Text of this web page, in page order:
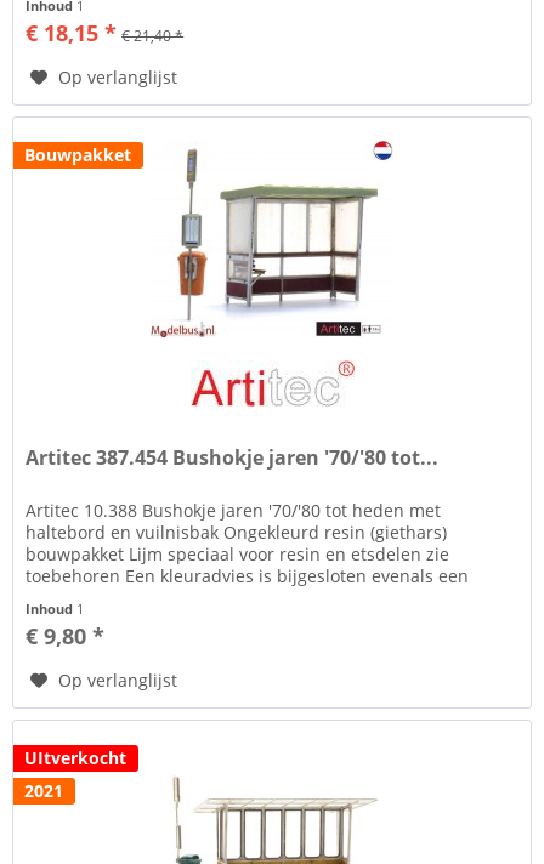
Inhoud 1
€ 18,15 * € 21,40 *
Op verlanglijst
Bouwpakket
Artitec 387.454 Bushokje jaren '70/'80 tot...
Artitec 10.388 Bushokje jaren '70/'80 tot heden met
haltebord en vuilnisbak Ongekleurd resin (giethars)
bouwpakket Lijm speciaal voor resin en etsdelen zie
toebehoren Een kleuradvies is bijgesloten evenals een
Inhoud 1
€ 9,80 *
Op verlanglijst
UItverkocht
2021